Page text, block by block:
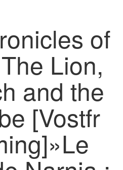
of
Lion,
and the
[Vostfr